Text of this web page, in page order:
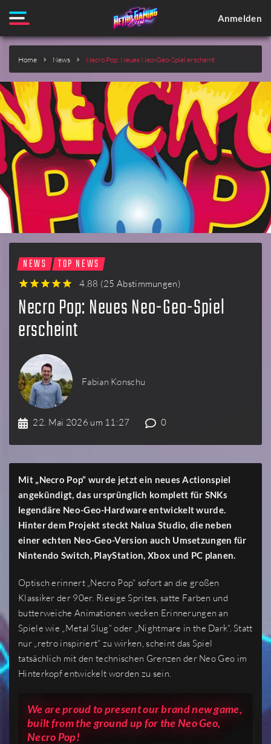
Anmelden
Home News Necro Pop: Neues Neo-Geo-Spiel erscheint
NEWS TOP NEWS
4.88 (25 Abstimmungen)
Necro Pop: Neues Neo-Geo-Spiel
erscheint
Fabian Konschu
22. Mai 2026 um 11:27 0
Mit „Necro Pop“ wurde jetzt ein neues Actionspiel
angekündigt, das ursprünglich komplett für SNKs
legendäre Neo-Geo-Hardware entwickelt wurde.
Hinter dem Projekt steckt Nalua Studio, die neben
einer echten Neo-Geo-Version auch Umsetzungen für
Nintendo Switch, PlayStation, Xbox und PC planen.
Optisch erinnert „Necro Pop“ sofort an die großen
Klassiker der 90er. Riesige Sprites, satte Farben und
butterweiche Animationen wecken Erinnerungen an
Spiele wie „Metal Slug“ oder „Nightmare in the Dark“. Statt
nur „retro inspiriert“ zu wirken, scheint das Spiel
tatsächlich mit den technischen Grenzen der Neo Geo im
Hinterkopf entwickelt worden zu sein.
We are proud to present our brand new game,
built from the ground up for the Neo Geo,
Necro Pop!